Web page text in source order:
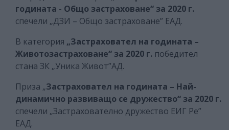
годината - Общо застраховане“ за 2020 г.
спечели „ДЗИ – Общо застраховане” EАД.
В категория „Застраховател на годината –
Животозастраховане“ за 2020 г. победител
стана ЗК „Уника Живот”АД.
Приза „Застраховател на годината – Най-
динамично развиващо се дружество“ за 2020 г.
спечели „Застрахователно дружество ЕИГ Ре”
EАД.